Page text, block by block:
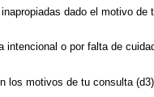
dado el motivo de
o por falta de
los motivos de tu consulta (d3)